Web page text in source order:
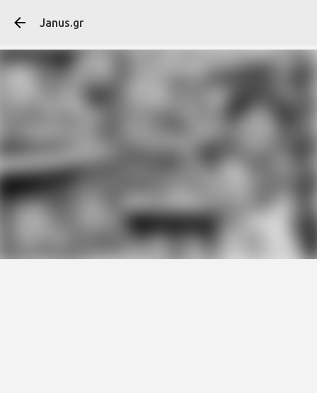
Janus.gr